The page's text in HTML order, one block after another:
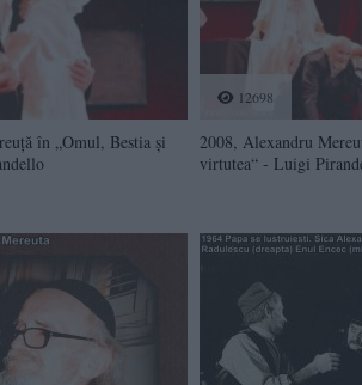
în „Omul, Bestia şi
12698
2008, Alexandru
virtutea“ - Luigi